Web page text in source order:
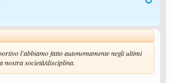
l'abbiamo fatto autonomamente negli ultimi
nostra società/disciplina.